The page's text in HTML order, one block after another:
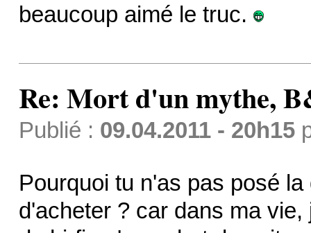
beaucoup aimé le truc.
Re: Mort d'un mythe,
Publié : 09.04.2011 - 20h15
Pourquoi tu n'as pas posé
d'acheter ? car dans ma